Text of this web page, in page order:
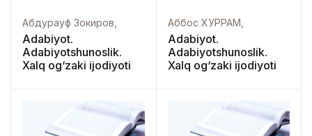
Абдурауф Зокиров,
Adabiyot.
Adabiyotshunoslik.
Xalq og‘zaki ijodiyoti
Аббос ХУРРАМ,
Adabiyot.
Adabiyotshunoslik.
Xalq og‘zaki ijodiyoti